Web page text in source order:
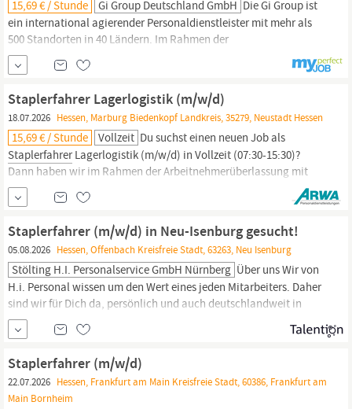
15,69 € / Stunde Gi Group Deutschland GmbH Die Gi Group ist
ein international agierender Personaldienstleister mit mehr als
500 Standorten in 40 Ländern. Im Rahmen der
Arbeitnehmerüberlassung suchen wir, zum nächstmöglichen
Zeitpunkt, für unseren Kunden Maersk in Herleshausen, einen
Ein- und Auslagerung von Waren unter Nutzung
von Schubmaststaplern Scannen der Wareneingänge und
Staplerfahrer Lagerlogistik (m/w/d)
18.07.2026 Hessen, Marburg Biedenkopf Landkreis, 35279, Neustadt Hessen
15,69 € / Stunde Vollzeit Du suchst einen neuen Job als
StaplerfahrerLagerlogistik (m/w/d) in Vollzeit (07:30-15:30)?
Dann haben wir im Rahmen der Arbeitnehmerüberlassung mit
Option auf Übernahme in Neustadt den passenden Job für Dich!
Unsere Benefits für Dich Es erwartet Dich ein
abwechslungsreicher und interessanter Tätigkeitsbereich.
Staplerfahrer (m/w/d) in Neu-Isenburg gesucht!
05.08.2026 Hessen, Offenbach Kreisfreie Stadt, 63263, Neu Isenburg
Stölting H.i. Personalservice GmbH Nürnberg Über uns Wir von
H.i. Personal wissen um den Wert eines jeden Mitarbeiters. Daher
sind wir für Dich da, persönlich und auch deutschlandweit in
Deiner Nähe. Wir bieten Dir eine faire Bezahlung für attraktive
Arbeitsplätze, völlig unkompliziert und flexibel. Wir suchen ab
sofort in Neu-Isenburg eine/n
Isenburg!. Dein Profil:
Staplerfahrer (m/w/d)
22.07.2026 Hessen, Frankfurt am Main Kreisfreie Stadt, 60386, Frankfurt am
Main Bornheim